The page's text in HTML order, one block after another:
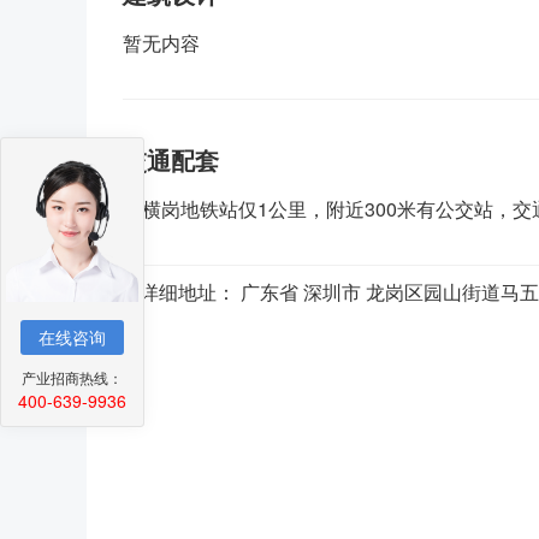
暂无内容
交通配套
距横岗地铁站仅1公里，附近300米有公交站，交
详细地址： 广东省 深圳市 龙岗区园山街道马
在线咨询
产业招商热线：
400-639-9936